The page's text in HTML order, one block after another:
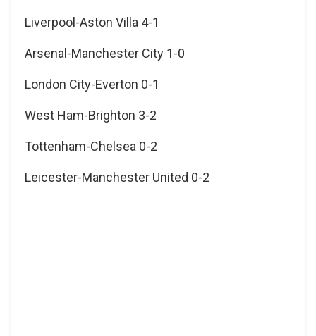
Liverpool-Aston Villa 4-1
Arsenal-Manchester City 1-0
London City-Everton 0-1
West Ham-Brighton 3-2
Tottenham-Chelsea 0-2
Leicester-Manchester United 0-2